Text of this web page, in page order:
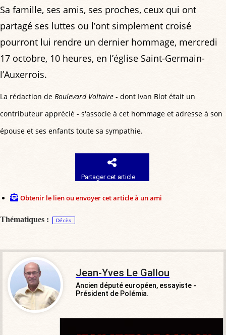
Sa famille, ses amis, ses proches, ceux qui ont
partagé ses luttes ou l’ont simplement croisé
pourront lui rendre un dernier hommage, mercredi
17 octobre, 10 heures, en l’église Saint-Germain-
l’Auxerrois.
La rédaction de Boulevard Voltaire - dont Ivan Blot était un
contributeur apprécié - s'associe à cet hommage et adresse à son
épouse et ses enfants toute sa sympathie.
Partager cet article
Obtenir le lien ou envoyer cet article à un ami
Thématiques : Décès
Jean-Yves Le Gallou
Ancien député européen, essayiste -
Président de Polémia.